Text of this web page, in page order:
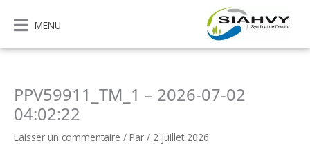
contenu
MENU
PPV59911_TM_1 – 2026-07-02
04:02:22
Laisser un commentaire / Par / 2 juillet 2026